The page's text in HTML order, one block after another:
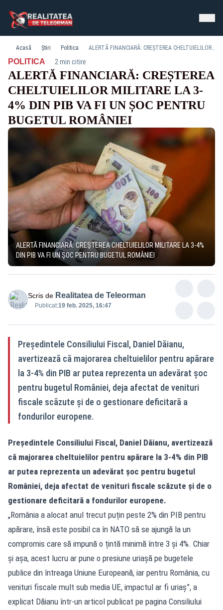
Acasă Știri Politica ALERTĂ FINANCIARĂ: CREȘTEREA CHELTUIELILOR MILITARE LA 3-4% DIN PIB VA FI UN ȘOC PENTRU BUGETUL ROMÂNIEI
POLITICA· 2 min citire
ALERTĂ FINANCIARĂ: CREȘTEREA
CHELTUIELILOR MILITARE LA 3-
4% DIN PIB VA FI UN ȘOC PENTRU
BUGETUL ROMÂNIEI
ALERTĂ FINANCIARĂ: CREȘTEREA CHELTUIELILOR MILITARE LA 3-4%
DIN PIB VA FI UN ȘOC PENTRU BUGETUL ROMÂNIEI
Scris de Realitatea de Teleorman
Publicat:19 feb. 2025, 16:47
Președintele Consiliului Fiscal, Daniel Dăianu,
avertizează că majorarea cheltuielilor pentru apărare
la 3-4% din PIB ar putea reprezenta un adevărat șoc
pentru bugetul României, deja afectat de venituri
fiscale scăzute și de o gestionare deficitară a
fondurilor europene.
Președintele Consiliului Fiscal, Daniel Dăianu, avertizează
că majorarea cheltuielilor pentru apărare la 3-4% din PIB
ar putea reprezenta un adevărat șoc pentru bugetul
României, deja afectat de venituri fiscale scăzute și de o
gestionare deficitară a fondurilor europene.
„România a alocat anul trecut puțin peste 2% din PIB pentru
apărare, însă este posibil ca în NATO să se ajungă la un
compromis care să impună o țintă minimă între 3 și 4%. Chiar
și așa, acest lucru ar pune o presiune uriașă pe bugetele
publice din întreaga Uniune Europeană, iar pentru România, cu
venituri fiscale mult sub media UE, impactul ar fi uriaș”, a
explicat Dăianu într-un articol publicat pe pagina Consiliului